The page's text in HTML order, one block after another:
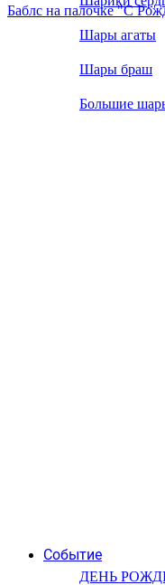
Шары агаты
Шары браш
Большие
Событие
ДЕНЬ
Баблс на палочке "С